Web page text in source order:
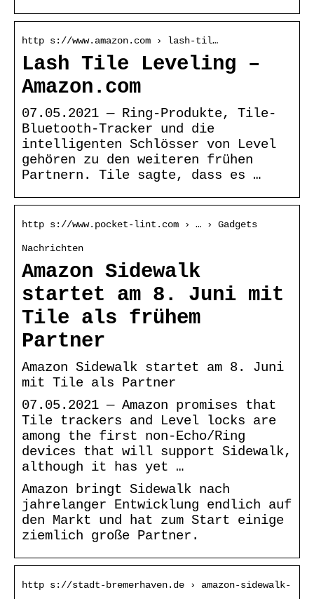
http s://www.amazon.com › lash-til…
Lash Tile Leveling –
Amazon.com
07.05.2021 — Ring-Produkte, Tile-
Bluetooth-Tracker und die
intelligenten Schlösser von Level
gehören zu den weiteren frühen
Partnern. Tile sagte, dass es …
http s://www.pocket-lint.com › … › Gadgets
Nachrichten
Amazon Sidewalk
startet am 8. Juni mit
Tile als frühem
Partner
Amazon Sidewalk startet am 8. Juni
mit Tile als Partner
07.05.2021 — Amazon promises that
Tile trackers and Level locks are
among the first non-Echo/Ring
devices that will support Sidewalk,
although it has yet …
Amazon bringt Sidewalk nach
jahrelanger Entwicklung endlich auf
den Markt und hat zum Start einige
ziemlich große Partner.
http s://stadt-bremerhaven.de › amazon-sidewalk-